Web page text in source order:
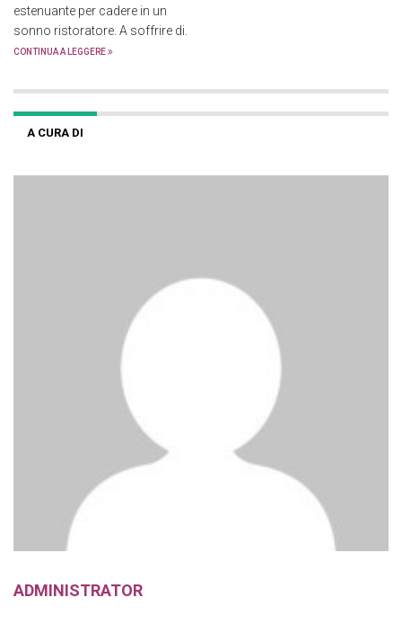
estenuante per cadere in un
sonno ristoratore. A soffrire di.
CONTINUA A LEGGERE
A CURA DI
ADMINISTRATOR